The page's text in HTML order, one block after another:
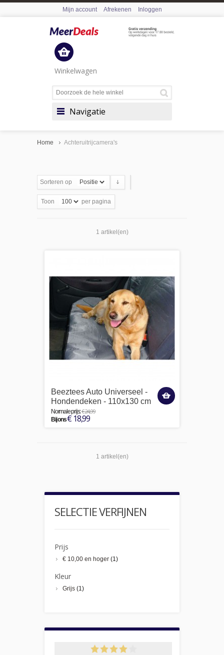
Mijn account Afrekenen Inloggen
Winkelwagen
Navigatie
Home Achteruitrijcamera's
Sorteren op
Toon per pagina
1 artikel(en)
Beeztees Auto Universeel -
Hondendeken - 110x130 cm
Normale prijs:€ 24,99
Bij ons€ 18,99
1 artikel(en)
SELECTIE VERFIJNEN
Prijs
€ 10,00 en hoger (1)
Kleur
Grijs (1)